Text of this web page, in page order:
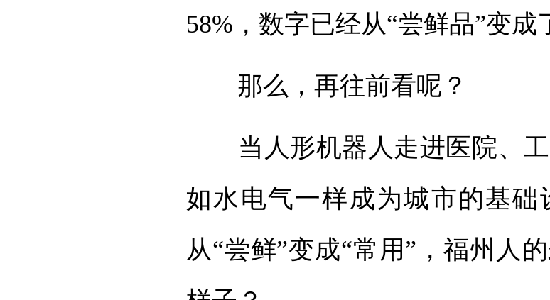
58%，数字已经从“尝鲜品”变成
那么，再往前看呢？
当人形机器人走进医院、工
如水电气一样成为城市的基础
从“尝鲜”变成“常用”，福州人